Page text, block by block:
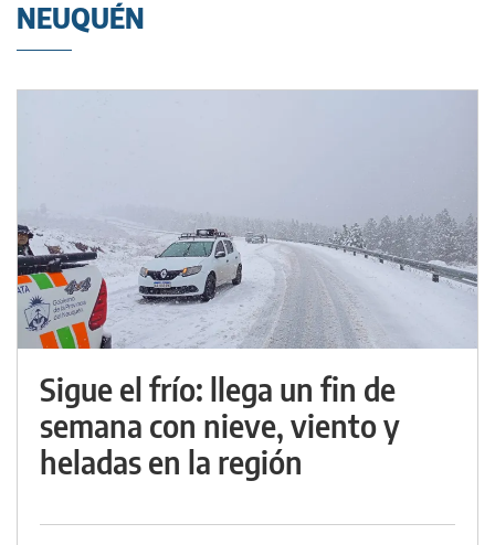
NEUQUÉN
Sigue el frío: llega un fin de
semana con nieve, viento y
heladas en la región